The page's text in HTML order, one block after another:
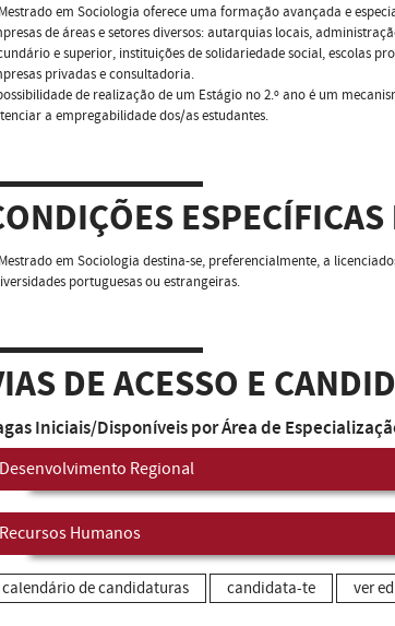
em Sociologia oferece uma formação avançada e
de áreas e setores diversos: autarquias locais,
e superior, instituições de solidariedade social, escolas
privadas e consultadoria.
de realização de um Estágio no 2.º ano é um
a empregabilidade dos/as estudantes.
ESPECÍFICAS
em Sociologia destina-se, preferencialmente, a
portuguesas ou estrangeiras.
DE ACESSO E
Iniciais/Disponíveis por Área de
Desenvolvimento Regional
Recursos Humanos
calendário de candidaturas candidata-te ver